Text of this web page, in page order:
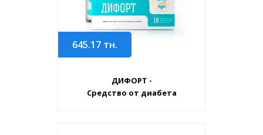
645.17 тн.
ДИФОРТ -
Средство от диабета